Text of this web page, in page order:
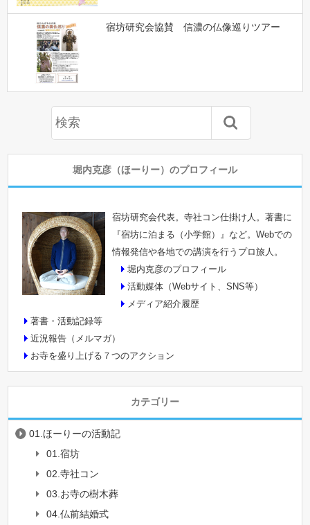
宿坊研究会協賛 信濃の仏像巡りツアー
堀内克彦（ほーりー）のプロフィール
宿坊研究会代表。寺社コン仕掛け人。著書に
『宿坊に泊まる（小学館）』など。Webでの
情報発信や各地での講演を行うプロ旅人。
堀内克彦のプロフィール
活動媒体（Webサイト、SNS等）
メディア紹介履歴
著書・活動記録等
近況報告（メルマガ）
お寺を盛り上げる７つのアクション
カテゴリー
01.ほーりーの活動記
01.宿坊
02.寺社コン
03.お寺の樹木葬
04.仏前結婚式